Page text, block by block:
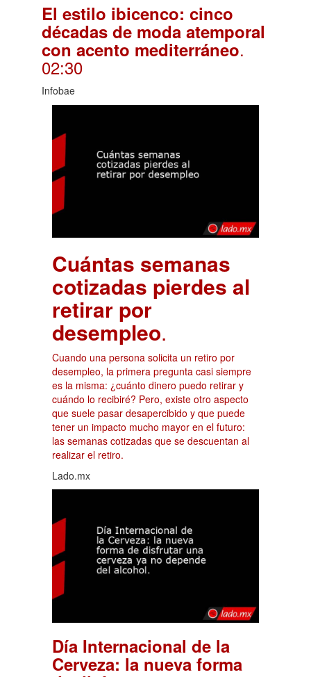
El estilo ibicenco: cinco
décadas de moda atemporal
con acento mediterráneo.
02:30
Infobae
Cuántas semanas
cotizadas pierdes al
retirar por
desempleo.
Cuando una persona solicita un retiro por
desempleo, la primera pregunta casi siempre
es la misma: ¿cuánto dinero puedo retirar y
cuándo lo recibiré? Pero, existe otro aspecto
que suele pasar desapercibido y que puede
tener un impacto mucho mayor en el futuro:
las semanas cotizadas que se descuentan al
realizar el retiro.
Lado.mx
Día Internacional de la
Cerveza: la nueva forma